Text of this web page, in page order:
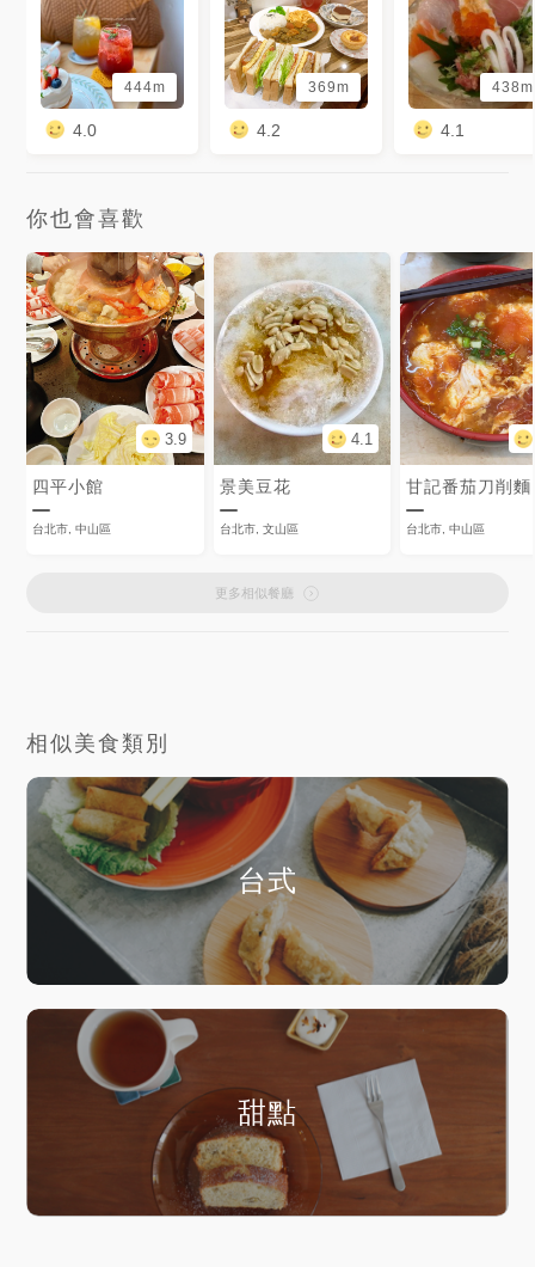
444m
4.0
369m
4.2
438m
4.1
你也會喜歡
3.9
四平小館
台北市, 中山區
4.1
景美豆花
台北市, 文山區
甘記番茄刀削麵
台北市, 中山區
更多相似餐廳
相似美食類別
台式
甜點